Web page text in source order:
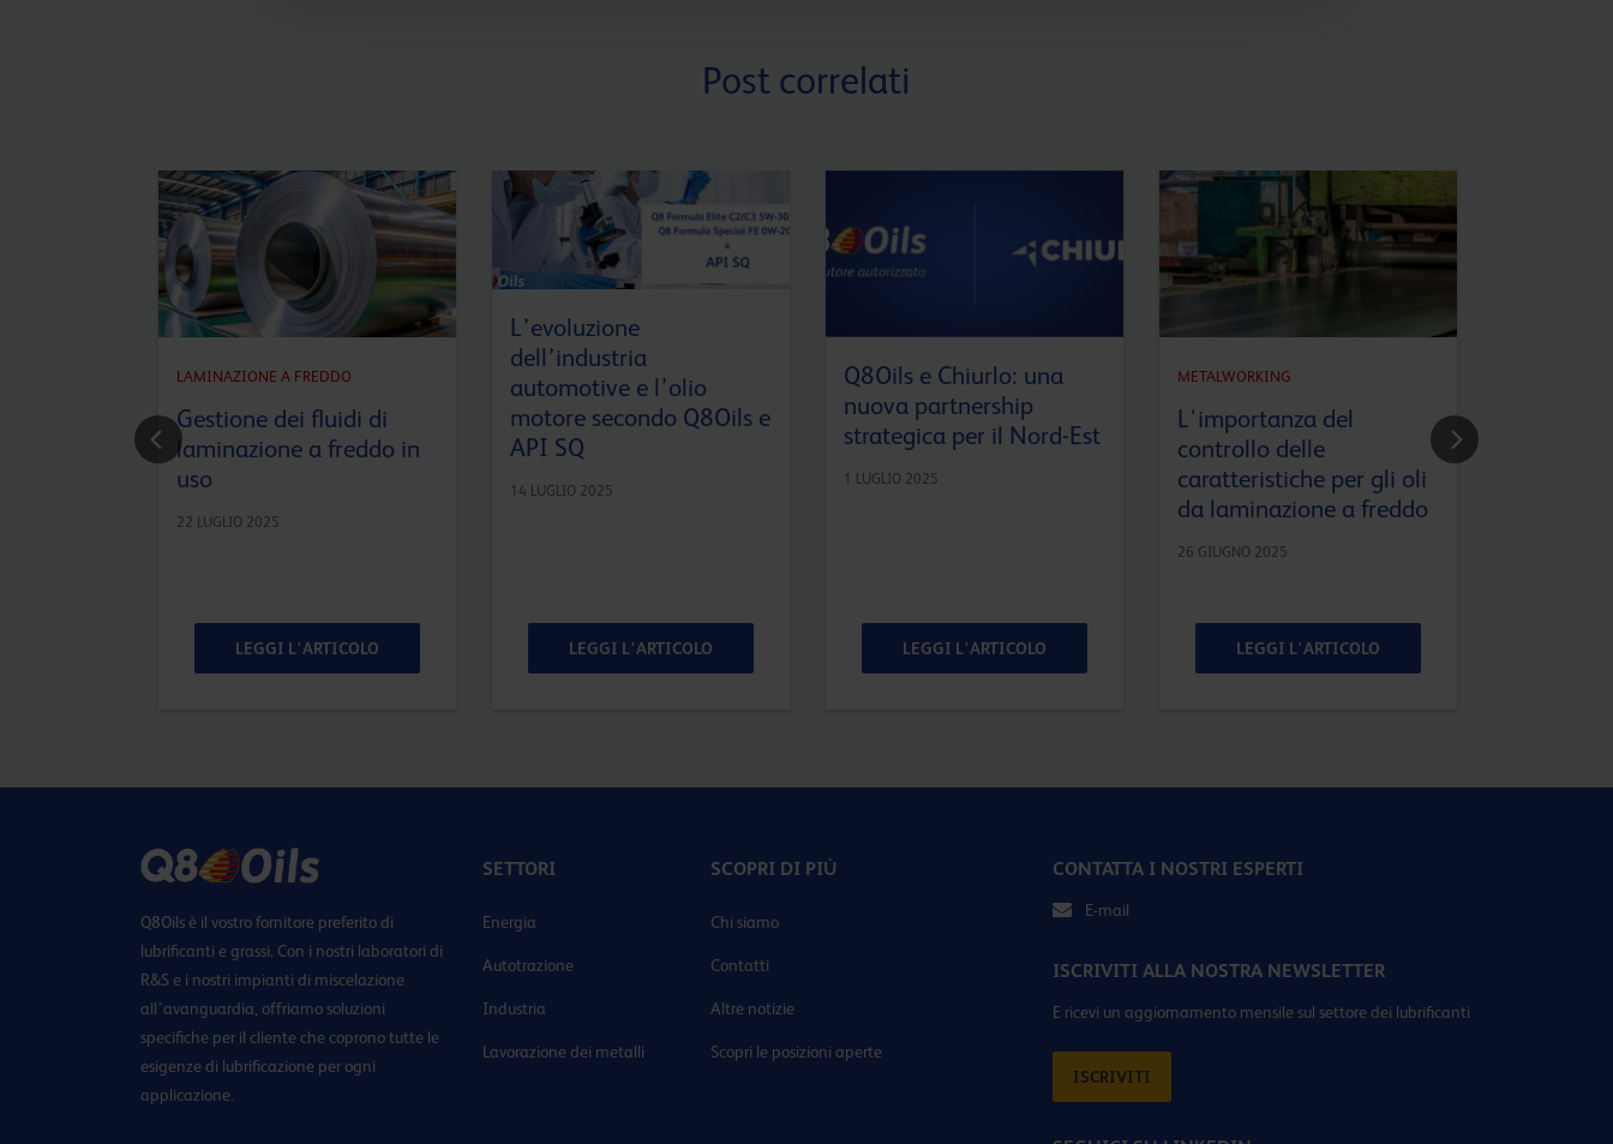
Post correlati
LAMINAZIONE A FREDDO
Gestione dei fluidi di
laminazione a freddo in
uso
22 LUGLIO 2025
LEGGI L'ARTICOLO
L’evoluzione
dell’industria
automotive e l’olio
motore secondo Q8Oils e
API SQ
14 LUGLIO 2025
LEGGI L'ARTICOLO
Q8Oils e Chiurlo: una
nuova partnership
strategica per il Nord-Est
1 LUGLIO 2025
LEGGI L'ARTICOLO
METALWORKING
L'importanza del
controllo delle
caratteristiche per gli oli
da laminazione a freddo
26 GIUGNO 2025
LEGGI L'ARTICOLO
Q8Oils è il vostro fornitore preferito di
lubrificanti e grassi. Con i nostri laboratori di
R&S e i nostri impianti di miscelazione
all’avanguardia, offriamo soluzioni
specifiche per il cliente che coprono tutte le
esigenze di lubrificazione per ogni
applicazione.
SETTORI
Energia
Autotrazione
Industria
Lavorazione dei metalli
SCOPRI DI PIÙ
Chi siamo
Contatti
Altre notizie
Scopri le posizioni aperte
CONTATTA I NOSTRI ESPERTI
E-mail
ISCRIVITI ALLA NOSTRA NEWSLETTER
E ricevi un aggiornamento mensile sul settore dei lubrificanti
ISCRIVITI